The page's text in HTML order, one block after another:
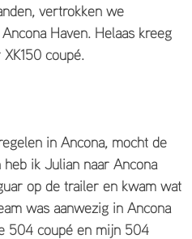
vertrokken we
Haven. Helaas kreeg
coupé.
in Ancona, mocht de
ik Julian naar Ancona
op de trailer en kwam wat
was aanwezig in Ancona
504 coupé en mijn 504